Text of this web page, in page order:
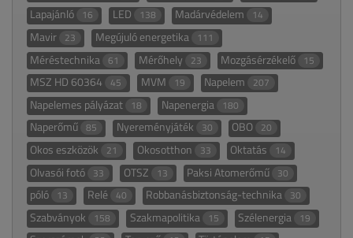
Lapajánló 16 LED 138 Madárvédelem 14
Mavir 23 Megújuló energetika 111
Méréstechnika 61 Mérőhely 23 Mozgásérzékelő 15
MSZ HD 60364 45 MVM 19 Napelem 207
Napelemes pályázat 18 Napenergia 180
Naperőmű 85 Nyereményjáték 30 OBO 20
Okos eszközök 21 Okosotthon 33 Oktatás 14
Olvasói fotó 33 OTSZ 13 Paksi Atomerőmű 30
póló 13 Relé 40 Robbanásbiztonság-technika 30
Szabványok 158 Szakmapolitika 15 Szélenergia 19